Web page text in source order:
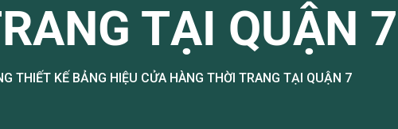
TẠI QUẬN 7
THIẾT KẾ BẢNG HIỆU CỬA HÀNG THỜI TRANG TẠI QUẬN 7